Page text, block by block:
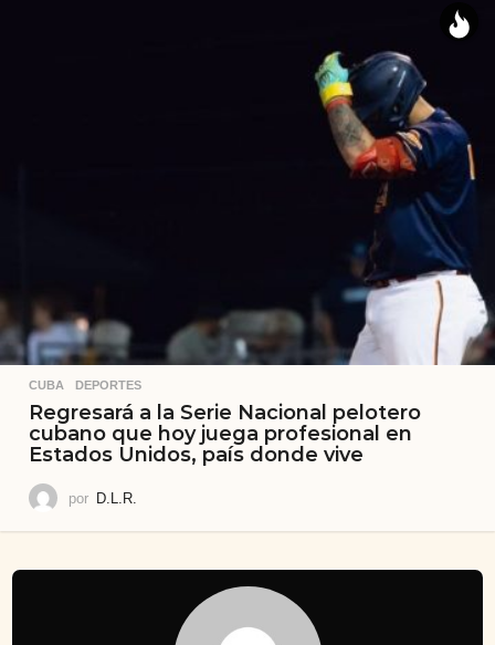
CUBA ,DEPORTES
Regresará a la Serie Nacional pelotero
cubano que hoy juega profesional en
Estados Unidos, país donde vive
por D.L.R.